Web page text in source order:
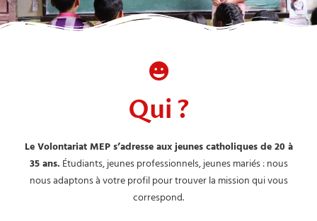
Qui ?
Le Volontariat MEP s’adresse aux jeunes catholiques de 20 à
35 ans. Étudiants, jeunes professionnels, jeunes mariés : nous
nous adaptons à votre profil pour trouver la mission qui vous
correspond.